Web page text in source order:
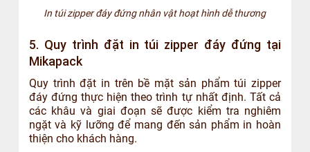
In túi zipper đáy đứng nhân vật hoạt hình dễ thương
5. Quy trình đặt in túi zipper đáy đứng tại
Mikapack
Quy trình đặt in trên bề mặt sản phẩm túi zipper
đáy đứng thực hiện theo trình tự nhất định. Tất cả
các khâu và giai đoạn sẽ được kiểm tra nghiêm
ngặt và kỹ lưỡng để mang đến sản phẩm in hoàn
thiện cho khách hàng.